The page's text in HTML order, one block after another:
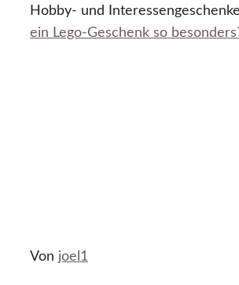
Hobby- und Interessengeschenke
ein Lego-Geschenk so
Von joel1